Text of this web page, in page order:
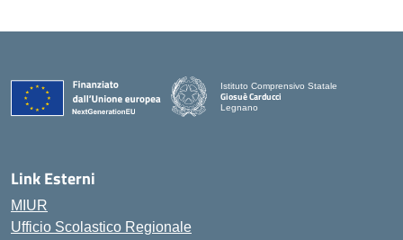
Istituto Comprensivo Statale
Giosuè Carducci
Legnano
Link Esterni
MIUR
Ufficio Scolastico Regionale